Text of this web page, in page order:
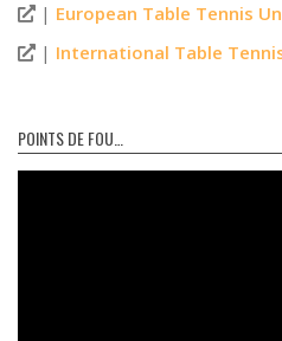
| European Table Tennis
| International Table
POINTS DE FOU…